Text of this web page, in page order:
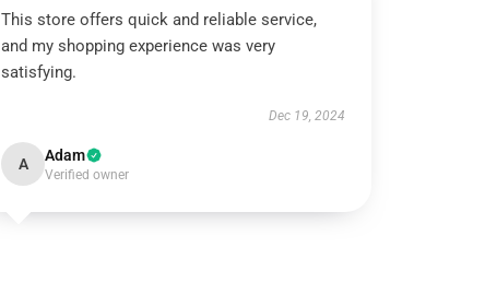
This store offers quick and reliable service,
and my shopping experience was very
satisfying.
Dec 19, 2024
A Adam
Verified owner